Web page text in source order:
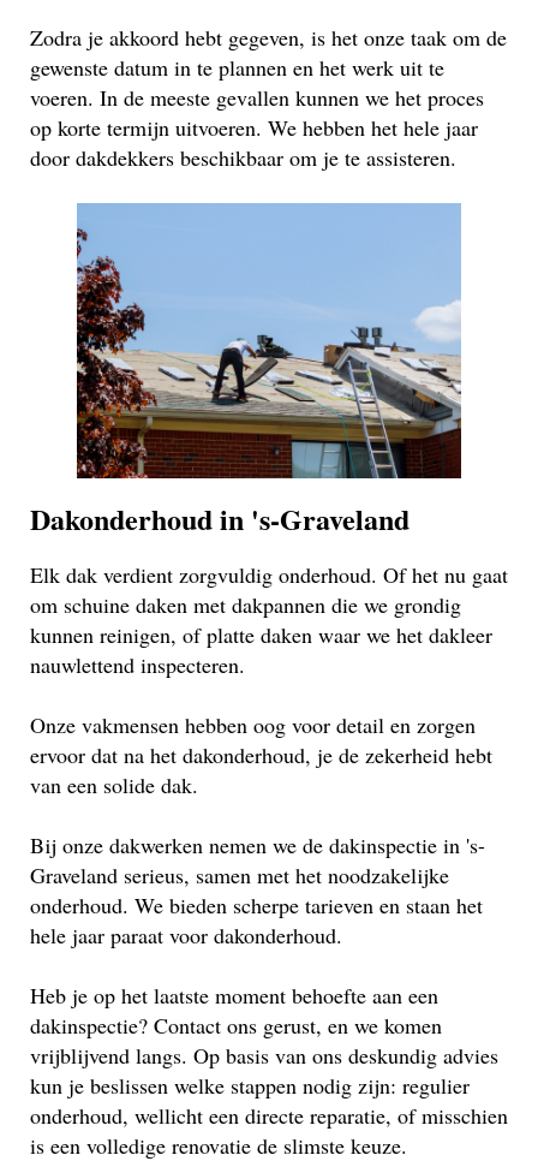
Zodra je akkoord hebt gegeven, is het onze taak om de
gewenste datum in te plannen en het werk uit te
voeren. In de meeste gevallen kunnen we het proces
op korte termijn uitvoeren. We hebben het hele jaar
door dakdekkers beschikbaar om je te assisteren.
Dakonderhoud in 's-Graveland
Elk dak verdient zorgvuldig onderhoud. Of het nu gaat
om schuine daken met dakpannen die we grondig
kunnen reinigen, of platte daken waar we het dakleer
nauwlettend inspecteren.
Onze vakmensen hebben oog voor detail en zorgen
ervoor dat na het dakonderhoud, je de zekerheid hebt
van een solide dak.
Bij onze dakwerken nemen we de dakinspectie in 's-
Graveland serieus, samen met het noodzakelijke
onderhoud. We bieden scherpe tarieven en staan het
hele jaar paraat voor dakonderhoud.
Heb je op het laatste moment behoefte aan een
dakinspectie? Contact ons gerust, en we komen
vrijblijvend langs. Op basis van ons deskundig advies
kun je beslissen welke stappen nodig zijn: regulier
onderhoud, wellicht een directe reparatie, of misschien
is een volledige renovatie de slimste keuze.